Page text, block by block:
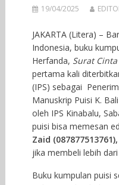
19/04/2025
JAKARTA (Litera) –
Indonesia, buku
Herfanda, Surat
pertama kali
(IPS) sebagai
Manuskrip Puisi K.
oleh IPS Kinabalu,
puisi bisa memesan
Zaid (087877513761),
jika membeli lebih
Buku kumpulan puisi